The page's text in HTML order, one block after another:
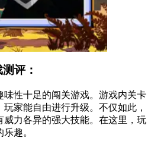
评：
味性十足的闯关游戏。游戏内关卡
家能自由进行升级。不仅如此，
力各异的强大技能。在这里，玩
趣。